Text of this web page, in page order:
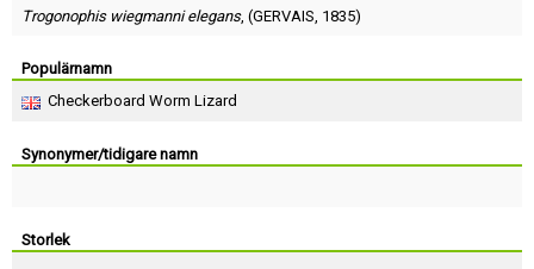
Trogonophis wiegmanni elegans, (GERVAIS, 1835)
Populärnamn
Checkerboard Worm Lizard
Synonymer/tidigare namn
Storlek